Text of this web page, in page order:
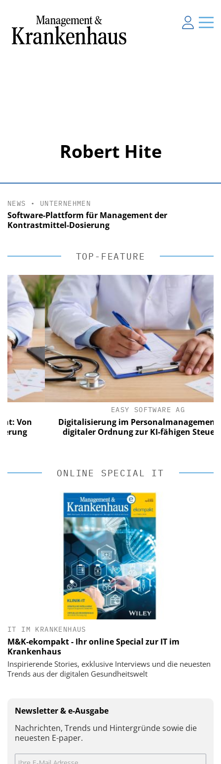
Robert Hite
NEWS • UNTERNEHMEN
Software-Plattform für Management der
Kontrastmittel-Dosierung
TOP-FEATURE
EASY SOFTWARE AG
Digitalisierung im Personalmanagement: Von
digitaler Ordnung zur KI-fähigen Steuerung
ONLINE SPECIAL IT
IT IM KRANKENHAUS
M&K-ekompakt - Ihr online Special zur IT im
Krankenhaus
Inspirierende Stories, exklusive Interviews und die neuesten
Trends aus der digitalen Gesundheitswelt
Newsletter & e-Ausgabe
Nachrichten, Trends und Hintergründe sowie die
neuesten E-paper.